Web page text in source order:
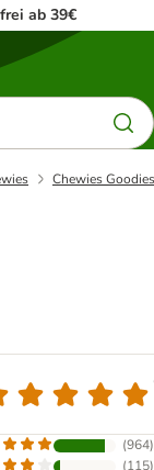
ab 39€
Chewies
(964)
(115)